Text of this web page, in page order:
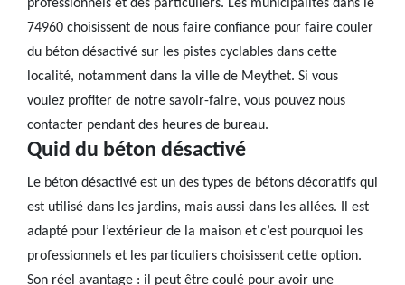
professionnels et des particuliers. Les municipalités dans le
74960 choisissent de nous faire confiance pour faire couler
du béton désactivé sur les pistes cyclables dans cette
localité, notamment dans la ville de Meythet. Si vous
voulez profiter de notre savoir-faire, vous pouvez nous
contacter pendant des heures de bureau.
Quid du béton désactivé
Le béton désactivé est un des types de bétons décoratifs qui
est utilisé dans les jardins, mais aussi dans les allées. Il est
adapté pour l’extérieur de la maison et c’est pourquoi les
professionnels et les particuliers choisissent cette option.
Son réel avantage : il peut être coulé pour avoir une